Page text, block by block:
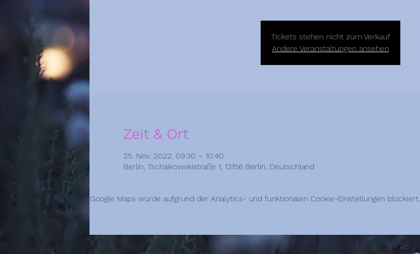
Tickets stehen nicht zum Verkauf
Andere Veranstaltungen ansehen
Zeit & Ort
25. Nov. 2022, 09:30 – 10:40
Berlin, Tschaikowskistraße 1, 13156 Berlin, Deutschland
Google Maps wurde aufgrund der Analytics- und funktionalen Cookie-Einstellungen blockiert.